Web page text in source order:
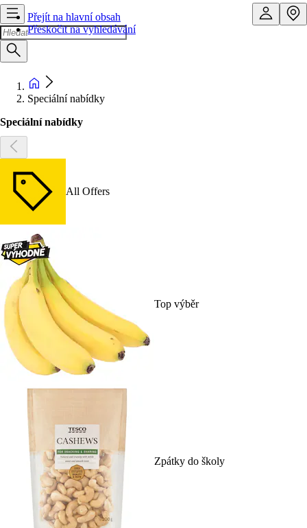
Přejít na hlavní obsah
Přeskočit na vyhledávání
Speciální nabídky
Speciální nabídky
All Offers
Top výběr
Zpátky do školy